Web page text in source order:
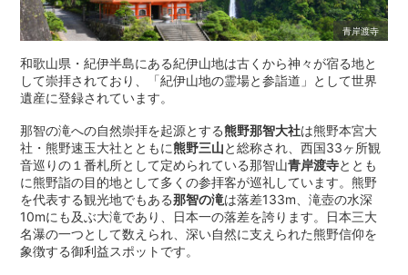
青岸渡寺
和歌山県・紀伊半島にある紀伊山地は古くから神々が宿る地と
して崇拝されており、「紀伊山地の霊場と参詣道」として世界
遺産に登録されています。
那智の滝への自然崇拝を起源とする熊野那智大社は熊野本宮大
社・熊野速玉大社とともに熊野三山と総称され、西国33ヶ所観
音巡りの１番札所として定められている那智山青岸渡寺ととも
に熊野詣の目的地として多くの参拝客が巡礼しています。熊野
を代表する観光地でもある那智の滝は落差133m、滝壺の水深
10mにも及ぶ大滝であり、日本一の落差を誇ります。日本三大
名瀑の一つとして数えられ、深い自然に支えられた熊野信仰を
象徴する御利益スポットです。